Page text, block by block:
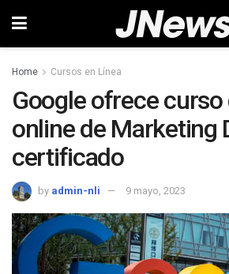
Home Cursos en Línea
Google ofrece
online de Marketing
certificado
by admin-nli 9 mayo, 2023